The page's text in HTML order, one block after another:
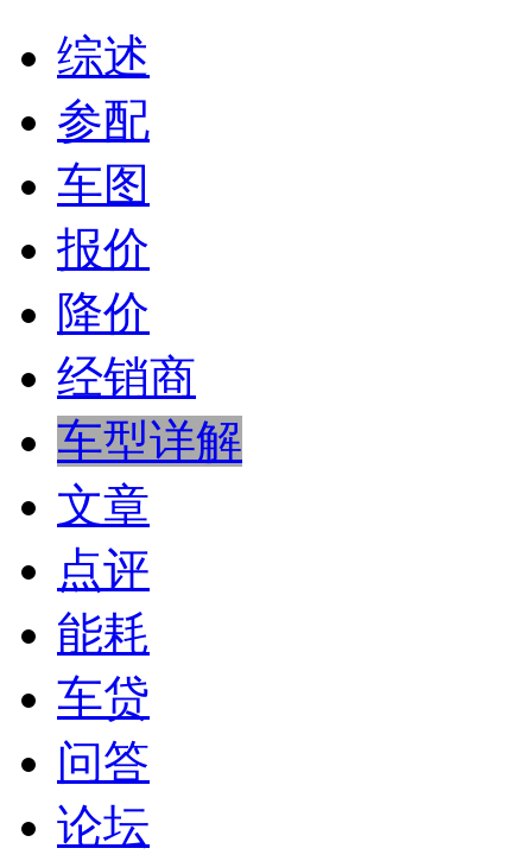
综述
参配
车图
报价
降价
经销商
车型详解
文章
点评
能耗
车贷
问答
论坛